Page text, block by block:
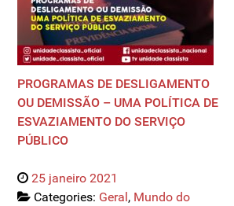
PROGRAMAS DE DESLIGAMENTO
OU DEMISSÃO – UMA POLÍTICA DE
ESVAZIAMENTO DO SERVIÇO
PÚBLICO
25 janeiro 2021
Categories: Geral , Mundo do